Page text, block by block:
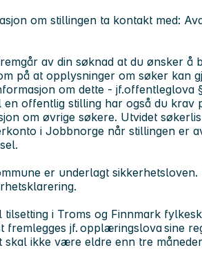
om stillingen ta kontakt med:
av din søknad at du ønsker
på at opplysninger om søker kan
om dette - jf.offentleglova
en offentlig stilling har også du krav
om øvrige søkere. Utvidet
i Jobbnorge når stillingen er
er underlagt
tilsetting i Troms og Finnmark
fremlegges jf. opplæringslova sine
skal ikke være eldre enn tre